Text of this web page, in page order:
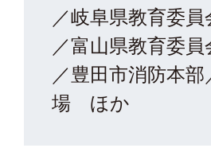
／岐阜県教育委
／富山県教育委
／豊田市消防本
場 ほか